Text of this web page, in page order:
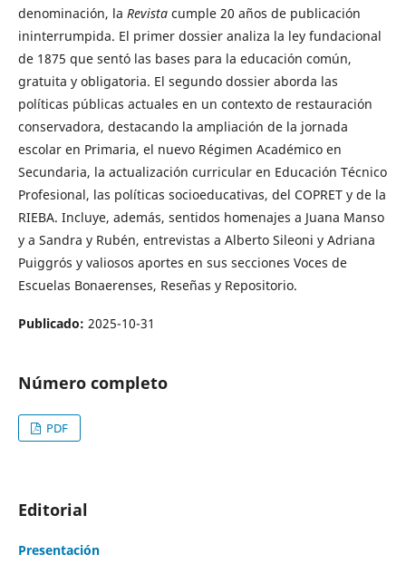
denominación, la Revista cumple 20 años de publicación
ininterrumpida. El primer dossier analiza la ley fundacional
de 1875 que sentó las bases para la educación común,
gratuita y obligatoria. El segundo dossier aborda las
políticas públicas actuales en un contexto de restauración
conservadora, destacando la ampliación de la jornada
escolar en Primaria, el nuevo Régimen Académico en
Secundaria, la actualización curricular en Educación Técnico
Profesional, las políticas socioeducativas, del COPRET y de la
RIEBA. Incluye, además, sentidos homenajes a Juana Manso
y a Sandra y Rubén, entrevistas a Alberto Sileoni y Adriana
Puiggrós y valiosos aportes en sus secciones Voces de
Escuelas Bonaerenses, Reseñas y Repositorio.
Publicado: 2025-10-31
Número completo
PDF
Editorial
Presentación